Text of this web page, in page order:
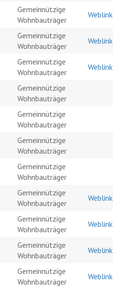
Gemeinnützige
Wohnbauträger
Weblink
Gemeinnützige
Wohnbauträger
Weblink
Gemeinnützige
Wohnbauträger
Weblink
Gemeinnützige
Wohnbauträger
Gemeinnützige
Wohnbauträger
Gemeinnützige
Wohnbauträger
Gemeinnützige
Wohnbauträger
Gemeinnützige
Wohnbauträger
Weblink
Gemeinnützige
Wohnbauträger
Weblink
Gemeinnützige
Wohnbauträger
Weblink
Gemeinnützige
Wohnbauträger
Weblink